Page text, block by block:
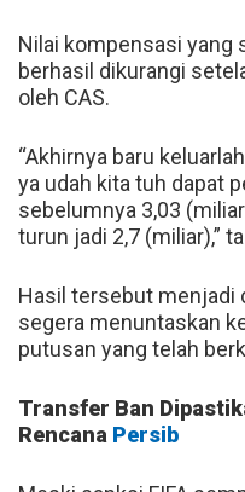
Nilai kompensasi yang
berhasil dikurangi
oleh CAS.
“Akhirnya baru
ya udah kita tuh dapat
sebelumnya 3,03
turun jadi 2,7 (miliar),”
Hasil tersebut menjadi
segera menuntaskan
putusan yang telah
Transfer Ban
Rencana Persib